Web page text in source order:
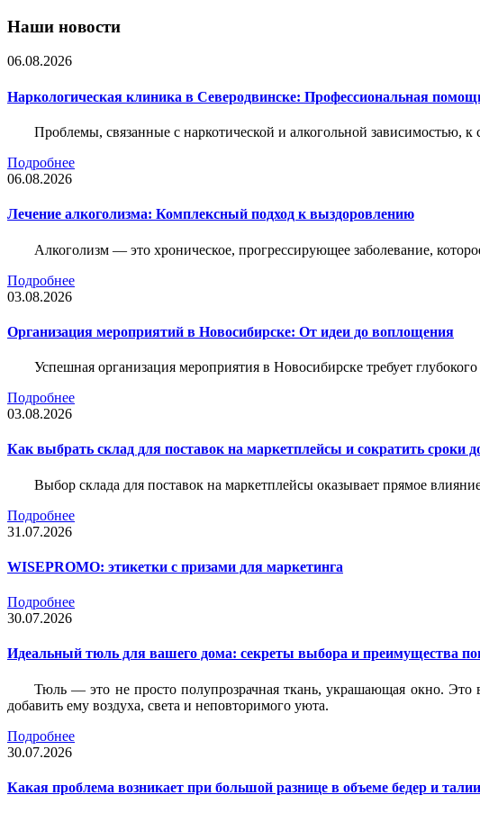
Наши новости
06.08.2026
Наркологическая клиника в Северодвинске: Профессиональная
Проблемы, связанные с наркотической и алкогольной зависимостью,
Подробнее
06.08.2026
Лечение алкоголизма: Комплексный подход к выздоровлению
Алкоголизм — это хроническое, прогрессирующее заболевание,
Подробнее
03.08.2026
Организация мероприятий в Новосибирске: От идеи до воплощения
Успешная организация мероприятия в Новосибирске требует
Подробнее
03.08.2026
Как выбрать склад для поставок на маркетплейсы и сократить сроки
Выбор склада для поставок на маркетплейсы оказывает прямое
Подробнее
31.07.2026
WISEPROMO: этикетки с призами для маркетинга
Подробнее
30.07.2026
Идеальный тюль для вашего дома: секреты выбора и преимущества
Тюль — это не просто полупрозрачная ткань, украшающая окно. Это
добавить ему воздуха, света и неповторимого уюта.
Подробнее
30.07.2026
Какая проблема возникает при большой разнице в объеме бедер и талии